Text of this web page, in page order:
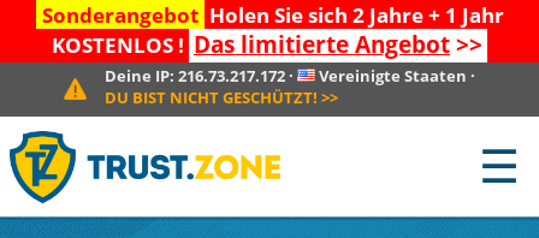
Sonderangebot Holen Sie sich 2 Jahre + 1 Jahr
KOSTENLOS ! Das limitierte Angebot>>
Deine IP: 216.73.217.172· Vereinigte Staaten ·
DU BIST NICHT GESCHÜTZT! >>
☰